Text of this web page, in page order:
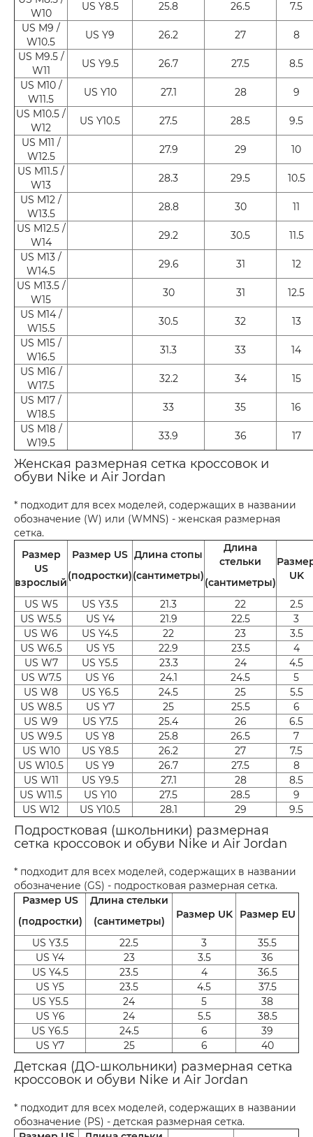
W10
US Y8.5 25.8 26.5
7.5
US M9 /
W10.5
US Y9 26.2 27
8
US M9.5 /
W11
US Y9.5 26.7 27.5
8.5
US M10 /
W11.5
US Y10 27.1 28
9
US M10.5 /
W12
US Y10.5 27.5 28.5
9.5
US M11 /
W12.5
27.9 29
10
US M11.5 /
W13
28.3 29.5
10.5
US M12 /
W13.5
28.8 30
11
US M12.5 /
W14
29.2 30.5
11.5
US M13 /
W14.5
29.6 31
12
US M13.5 /
W15
30 31
12.5
US M14 /
W15.5
30.5 32
13
US M15 /
W16.5
31.3 33
14
US M16 /
W17.5
32.2 34
15
US M17 /
W18.5
33 35
16
US M18 /
W19.5
33.9 36 17
Женская размерная сетка кроссовок и
обуви Nike и Air Jordan
* подходит для всех моделей, содержащих в названии
обозначение (W) или (WMNS) - женская размерная
сетка.
Размер
US
взрослый
Размер US
(подростки)
Длина стопы
(сантиметры)
Длина
стельки
(сантиметры)
UK
US W5 US Y3.5 21.3 22
2.5
US W5.5
US Y4 21.9 22.5
3
US W6
US Y4.5 22 23
3.5
US W6.5
US Y5 22.9 23.5
4
US W7
US Y5.5 23.3 24
4.5
US W7.5
US Y6 24.1 24.5
5
US W8
US Y6.5 24.5 25
5.5
US W8.5
US Y7 25 25.5
6
US W9
US Y7.5 25.4 26
6.5
US W9.5
US Y8 25.8 26.5
7
US W10
US Y8.5 26.2 27
7.5
US W10.5
US Y9 26.7 27.5
8
US W11
US Y9.5 27.1 28
8.5
US W11.5
US Y10 27.5 28.5
9
US W12
US Y10.5 28.1 29 9.5
Подростковая (школьники) размерная
сетка кроссовок и обуви Nike и Air Jordan
* подходит для всех моделей, содержащих в названии
обозначение (GS) - подростковая размерная сетка.
Размер US
(подростки)
Длина стельки
(сантиметры)
Размер UK Размер EU
US Y3.5 22.5 3
35.5
US Y4
23 3.5
36
US Y4.5
23.5 4
36.5
US Y5
23.5 4.5
37.5
US Y5.5
24 5
38
US Y6
24 5.5
38.5
US Y6.5
24.5 6
39
US Y7
25 6 40
Детская (ДО-школьники) размерная сетка
кроссовок и обуви Nike и Air Jordan
* подходит для всех моделей, содержащих в названии
обозначение (PS) - детская размерная сетка.